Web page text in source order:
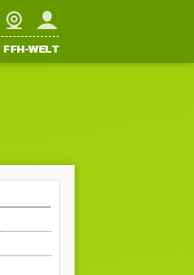
WebcamMein FFH
FFH-WELT